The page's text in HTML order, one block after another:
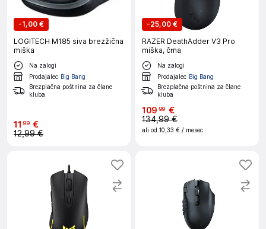
-1,00 €
LOGITECH M185 siva brezžična
miška
Na zalogi
Prodajalec Big Bang
Brezplačna poštnina za člane
kluba
11 99 €
12,99 €
-25,00 €
RAZER DeathAdder V3 Pro
miška, črna
Na zalogi
Prodajalec Big Bang
Brezplačna poštnina za člane
kluba
109 99 €
134,99 €
ali od 10,33 € / mesec